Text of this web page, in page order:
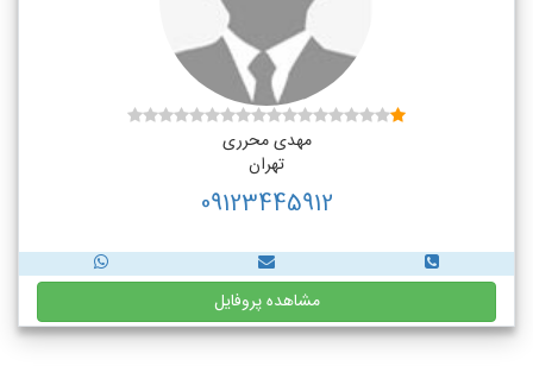
مهدی محرری
تهران
09123445912
مشاهده پروفایل